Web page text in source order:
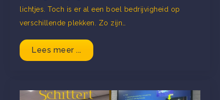
lichtjes. Toch is er al een boel bedrijvigheid op
verschillende plekken. Zo zijn…
Lees meer ...